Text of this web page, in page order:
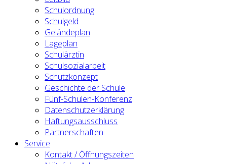
Schulordnung
Schulgeld
Geländeplan
Lageplan
Schulärztin
Schulsozialarbeit
Schutzkonzept
Geschichte der Schule
Fünf-Schulen-Konferenz
Datenschutzerklärung
Haftungsausschluss
Partnerschaften
Service
Kontakt / Öffnungszeiten